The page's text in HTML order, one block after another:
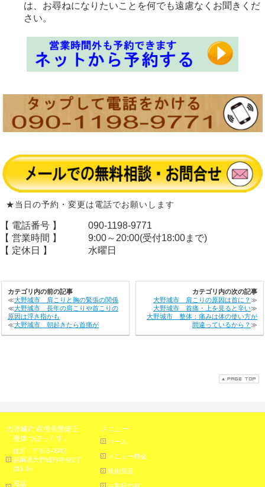
は、お尋ねになりたいことを何でも遠慮なくお聞きくだ
さい。
★当日の予約・変更は電話でお願いします
【 電話番号 】
090-1198-9771
【 営業時間 】
9:00～20:00(受付18:00まで)
【 定休日 】
水曜日
カテゴリ内の前の記事
≪大野城市 肩こりと胸の緊張の関係
≪大野城市 長年の肩こりや首こりの
原因は浮き指かも
≪大野城市 朝起きたら首痛が
カテゴリ内の次の記事
大野城市 肩こりの原因は首に？ ≫
大野城市 首痛・上を見ると辛い≫
大野城市 整体：痛みは体の使い方が
間違っているから？ ≫
大野城市 産後骨盤矯正
「整体つぼっくす」
住所：〒816-0942
福岡県大野城市中央2丁
目1-14
電話：
メニュー
ホーム
メニュー料金
施術風景